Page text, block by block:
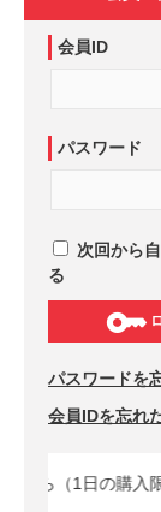
会員ID
パスワード
次回から
る
パスワードを
会員IDを忘れ
日の購入限度額の